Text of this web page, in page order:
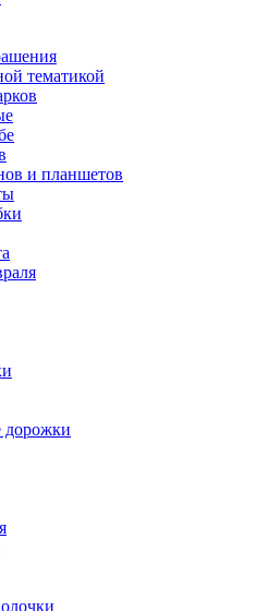
тематикой
и планшетов
дорожки